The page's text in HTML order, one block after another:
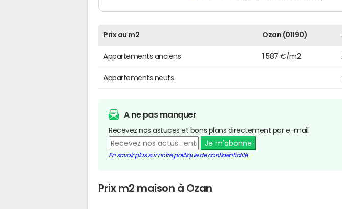
Prix au m2 Ozan (01190)
Appartements anciens 1 587 €/m2
Appartements neufs
A ne pas manquer
Recevez nos astuces et bons plans directement par e-mail.
Je m'abonne
En savoir plus sur notre politique de confidentialité
Prix m2 maison à Ozan